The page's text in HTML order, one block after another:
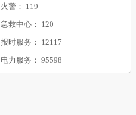
火警： 119
急救中心： 120
报时服务： 12117
电力服务： 95598